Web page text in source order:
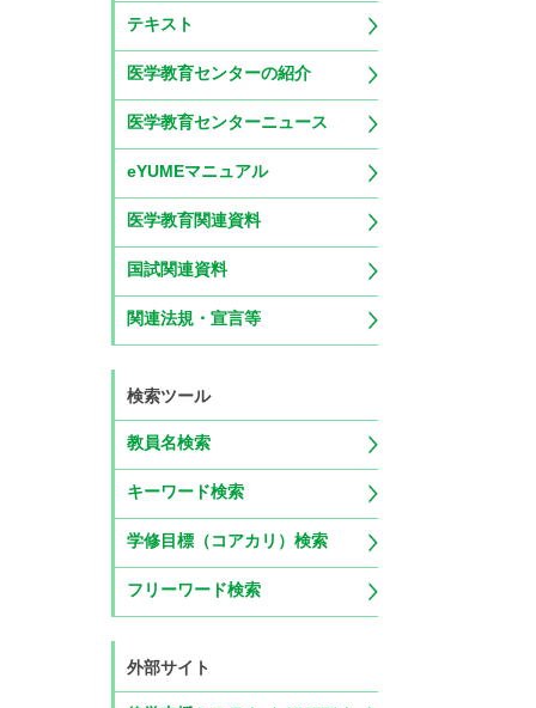
テキスト
医学教育センターの紹介
医学教育センターニュース
eYUMEマニュアル
医学教育関連資料
国試関連資料
関連法規・宣言等
検索ツール
教員名検索
キーワード検索
学修目標（コアカリ）検索
フリーワード検索
外部サイト